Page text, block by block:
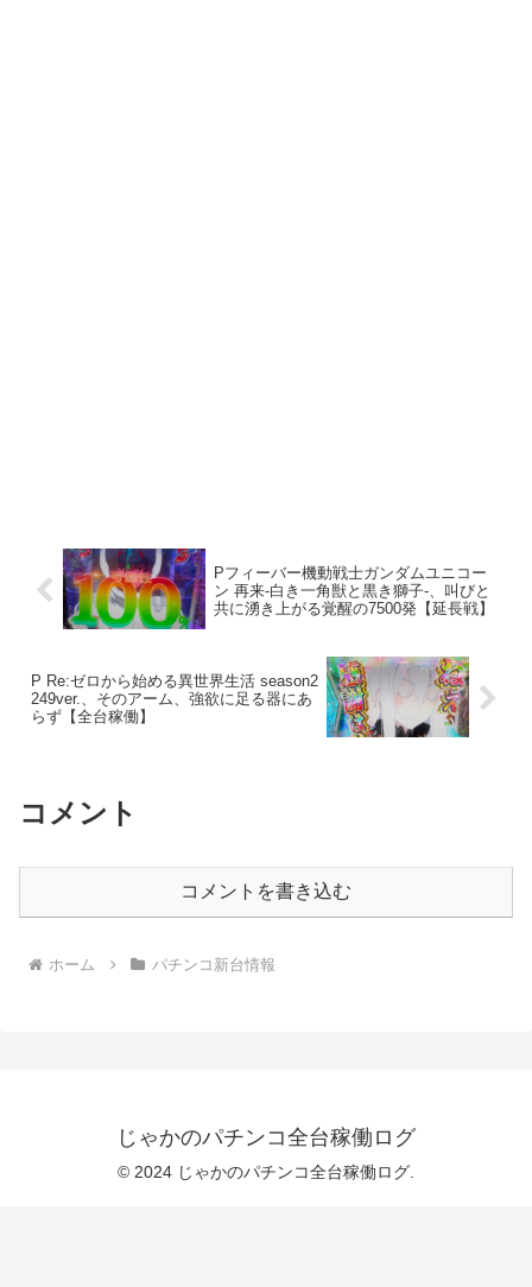
Pフィーバー機動戦士ガンダムユニコー
ン 再来-白き一角獣と黒き獅子-、叫びと
共に湧き上がる覚醒の7500発【延長戦】
P Re:ゼロから始める異世界生活 season2
249ver.、そのアーム、強欲に足る器にあ
らず【全台稼働】
コメント
コメントを書き込む
ホーム パチンコ新台情報
じゃかのパチンコ全台稼働ログ
© 2024 じゃかのパチンコ全台稼働ログ.